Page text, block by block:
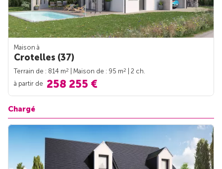
Maison à
Crotelles (37)
Terrain de : 814 m2 | Maison de : 95 m2
| 2 ch.
à partir de 258 255 €
Chargé